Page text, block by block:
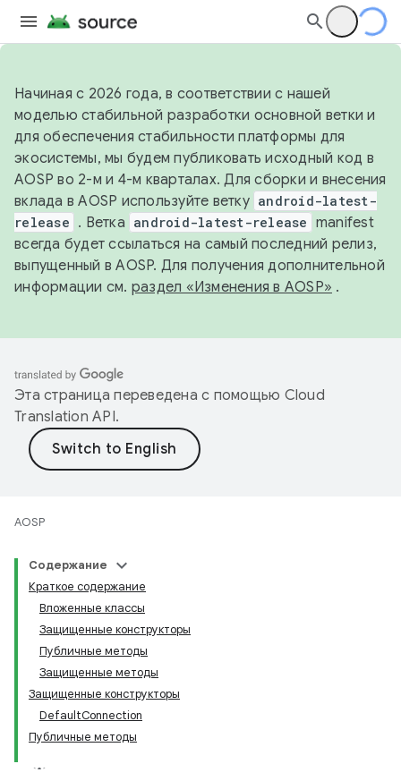
Начиная с 2026 года, в соответствии с нашей
моделью стабильной разработки основной ветки и
для обеспечения стабильности платформы для
экосистемы, мы будем публиковать исходный код в
AOSP во 2-м и 4-м кварталах. Для сборки и внесения
вклада в AOSP используйте ветку android-latest-
release . Ветка android-latest-release manifest
всегда будет ссылаться на самый последний релиз,
выпущенный в AOSP. Для получения дополнительной
информации см. раздел «Изменения в AOSP» .
Эта страница переведена с помощью Cloud
Translation API.
AOSP
Содержание
Краткое содержание
Вложенные классы
Защищенные конструкторы
Публичные методы
Защищенные методы
Защищенные конструкторы
DefaultConnection
Публичные методы